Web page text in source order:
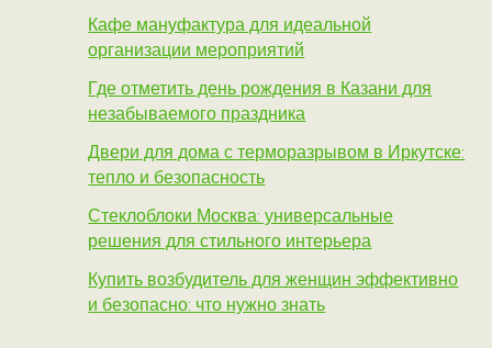
Кафе мануфактура для идеальной
организации мероприятий
Где отметить день рождения в Казани для
незабываемого праздника
Двери для дома с терморазрывом в Иркутске:
тепло и безопасность
Стеклоблоки Москва: универсальные
решения для стильного интерьера
Купить возбудитель для женщин эффективно
и безопасно: что нужно знать